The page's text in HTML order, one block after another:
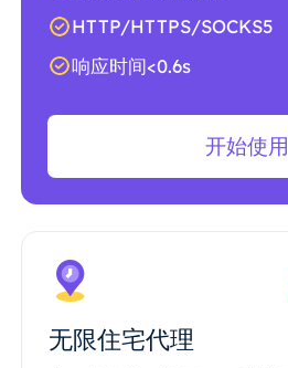
HTTP/HTTPS/SOCKS5
响应时间<0.6s
开始使用
无限住宅代理